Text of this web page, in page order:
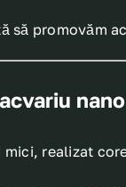
să promovăm
mici, realizat